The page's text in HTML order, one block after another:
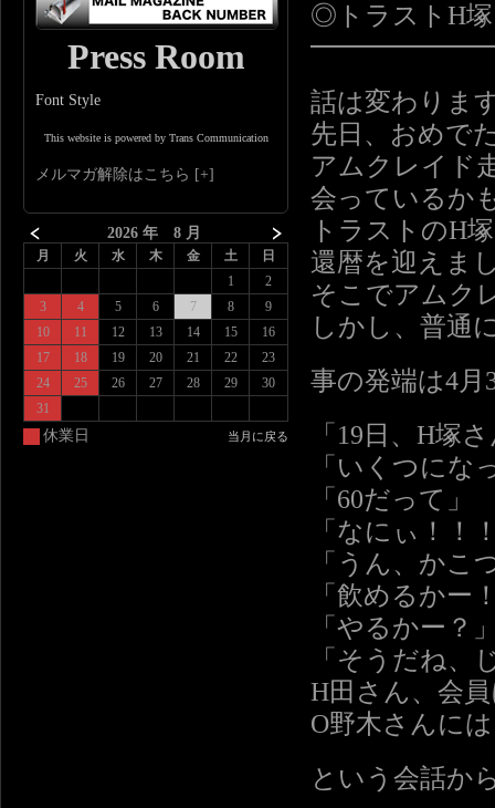
◎トラストH塚
話は変わりま
先日、おめで
アムクレイド
会っているか
トラストのH
還暦を迎えま
そこでアムク
しかし、普通
事の発端は4
「19日、H塚
「いくつにな
「60だって」
「なにぃ！
「うん、かこ
「飲めるかー
「やるかー？
「そうだね、
H田さん、会
O野木さんに
という会話か
Press Room
Font Style
This website is powered by Trans Communication
メルマガ解除はこちら
2026 年 8 月
月 火 水 木 金 土
日
1
2
3
4 5 6 7 8
9
10
11 12 13 14 15
16
17
18 19 20 21 22
23
24
25 26 27 28 29
30
31
休業日 当月に戻る